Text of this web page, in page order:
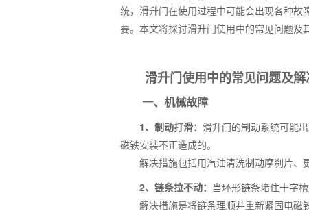
统，滑升门在使用过程中可能会出现各种
要。本文将探讨滑升门使用中的常见问题及
滑升门使用中的常见问题及解
一、机械故障
1、制动打滑： 滑升门的制动系统可能
磁铁安装不正造成的。
解决措施包括用汽油清洗制动摩刹片、
2、链条拉不动： 当环形链条堵住十字
解决措施是将链条理顺并重新紧固电磁铁